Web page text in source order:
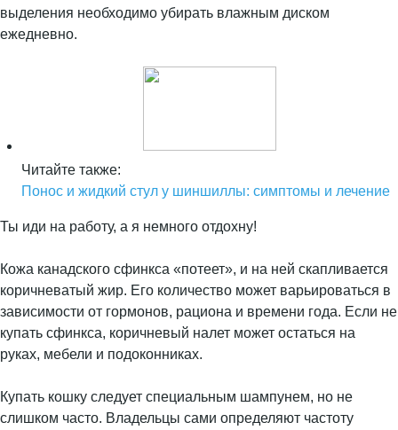
выделения необходимо убирать влажным диском
ежедневно.
Читайте также:
Понос и жидкий стул у шиншиллы: симптомы и лечение
Ты иди на работу, а я немного отдохну!
Кожа канадского сфинкса «потеет», и на ней скапливается
коричневатый жир. Его количество может варьироваться в
зависимости от гормонов, рациона и времени года. Если не
купать сфинкса, коричневый налет может остаться на
руках, мебели и подоконниках.
Купать кошку следует специальным шампунем, но не
слишком часто. Владельцы сами определяют частоту